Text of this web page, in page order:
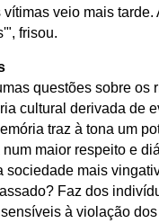
veio mais tarde.
frisou.
questões sobre os
cultural derivada de
traz à tona um
maior respeito e
sociedade mais
Faz dos
à violação